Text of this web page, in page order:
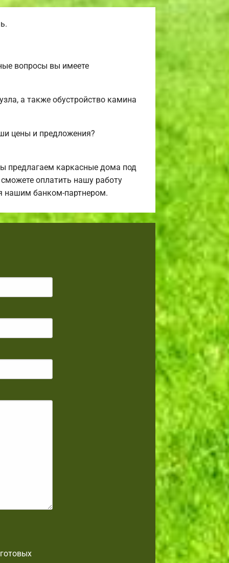
вопросы вы имеете
а также обустройство камина
цены и предложения?
предлагаем каркасные дома под
оплатить нашу работу
нашим банком-партнером.